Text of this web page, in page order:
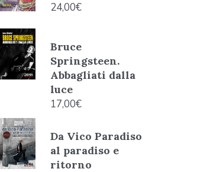
24,00€
Bruce
Springsteen.
Abbagliati dalla
luce
17,00€
Da Vico Paradiso
al paradiso e
ritorno